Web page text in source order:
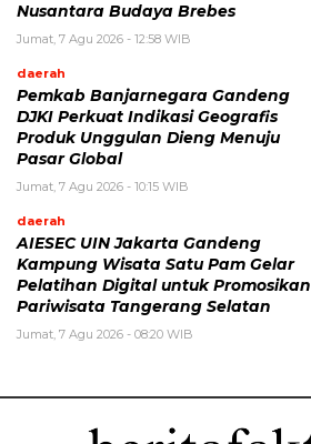
Nusantara Budaya Brebes
Jumat, 7 Agu 2026 - 12:58 WIB
daerah
Pemkab Banjarnegara Gandeng
DJKI Perkuat Indikasi Geografis
Produk Unggulan Dieng Menuju
Pasar Global
Jumat, 7 Agu 2026 - 10:15 WIB
daerah
AIESEC UIN Jakarta Gandeng
Kampung Wisata Satu Pam Gelar
Pelatihan Digital untuk Promosikan
Pariwisata Tangerang Selatan
Jumat, 7 Agu 2026 - 08:20 WIB